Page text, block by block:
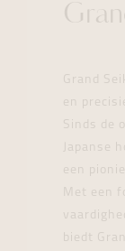
Grand
en
Sinds de
Japanse
een
Met een
biedt